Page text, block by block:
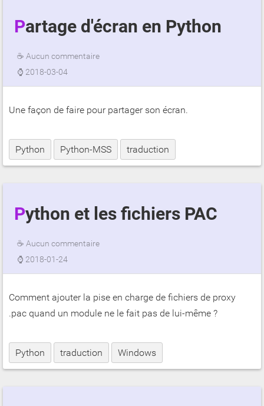
Partage d'écran en Python
☕ Aucun commentaire
⌚ 2018-03-04
Une façon de faire pour partager son écran.
Python Python-MSS traduction
Python et les fichiers PAC
☕ Aucun commentaire
⌚ 2018-01-24
Comment ajouter la pise en charge de fichiers de proxy
.pac quand un module ne le fait pas de lui-même ?
Python traduction Windows